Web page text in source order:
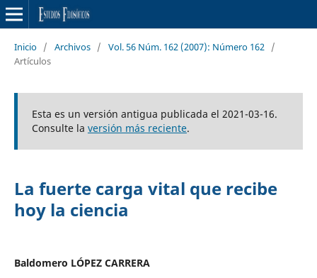
Inicio / Archivos / Vol. 56 Núm. 162 (2007): Número 162 /
Artículos
Esta es un versión antigua publicada el 2021-03-16.
Consulte la versión más reciente.
La fuerte carga vital que recibe
hoy la ciencia
Baldomero LÓPEZ CARRERA